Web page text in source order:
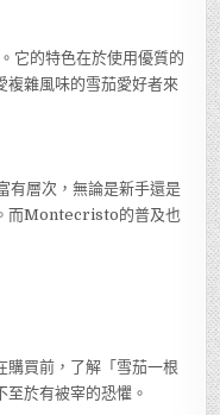
它的特色在於使用優質的
複雜風味的雪茄愛好者來
層次，無論是新手還是
而Montecristo的普及也
購買前，了解「雪茄一根
於有被宰的恐懼。